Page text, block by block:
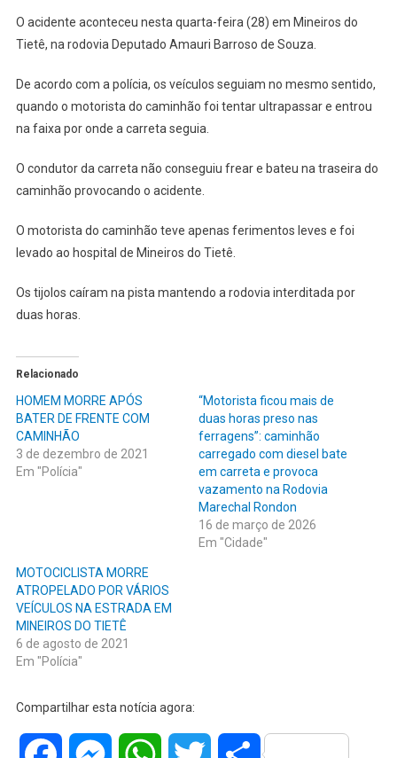
O acidente aconteceu nesta quarta-feira (28) em Mineiros do
Tietê, na rodovia Deputado Amauri Barroso de Souza.
De acordo com a polícia, os veículos seguiam no mesmo sentido,
quando o motorista do caminhão foi tentar ultrapassar e entrou
na faixa por onde a carreta seguia.
O condutor da carreta não conseguiu frear e bateu na traseira do
caminhão provocando o acidente.
O motorista do caminhão teve apenas ferimentos leves e foi
levado ao hospital de Mineiros do Tietê.
Os tijolos caíram na pista mantendo a rodovia interditada por
duas horas.
Relacionado
HOMEM MORRE APÓS
BATER DE FRENTE COM
CAMINHÃO
3 de dezembro de 2021
Em "Polícia"
“Motorista ficou mais de
duas horas preso nas
ferragens”: caminhão
carregado com diesel bate
em carreta e provoca
vazamento na Rodovia
Marechal Rondon
16 de março de 2026
Em "Cidade"
MOTOCICLISTA MORRE
ATROPELADO POR VÁRIOS
VEÍCULOS NA ESTRADA EM
MINEIROS DO TIETÊ
6 de agosto de 2021
Em "Polícia"
Compartilhar esta notícia agora:
Facebook MessengerWhatsAppTwitter Share